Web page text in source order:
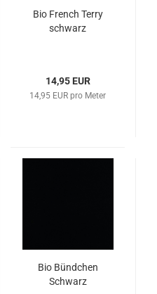
Bio French Terry
schwarz
14,95 EUR
14,95 EUR pro Meter
Bio Bündchen
Schwarz